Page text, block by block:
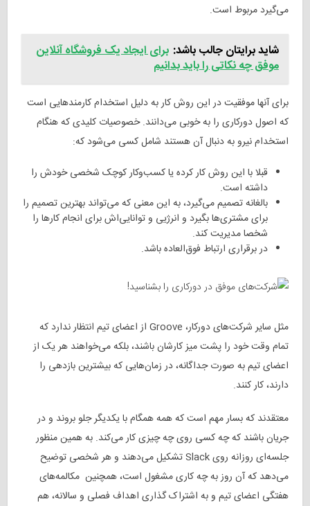
می‌گیرد مربوط است.
شاید برایتان جالب باشد: برای ایجاد یک فروشگاه آنلاین
موفق چه نکاتی را باید بدانیم
برای آنها موفقیت در این روش کار به دلیل استخدام کارمندهایی است
که اصول دورکاری را به خوبی می‌دانند. خصوصیات کلیدی که هنگام
استخدام نیرو به دنبال آن هستند شامل کسی می‌شود که:
قبلا با این روش کار کرده یا کسب‌وکار کوچک شخصی خودش را
داشته است.
بالغانه تصمیم می‌گیرد، به این معنی که می‌تواند بهترین تصمیم را
برای مشتری‌ها بگیرد و انرژیی‌ و توانایی‌اش برای انجام کارها را
شخصا مدیریت کند.
در برقراری ارتباط فوق‌العاده باشد.
مثل سایر شرکت‌های دورکار، Groove از اعضای تیم انتظار ندارد که
تمام وقت خود را پشت میز کارشان باشند، بلکه می‌خواهند هر یک از
اعضای تیم به صورت جداگانه، در زمان‌هایی که بیشترین بازدهی را
دارند، کار کنند.
معتقدند که بسار مهم است که همه همگام با یکدیگر جلو بروند و در
جریان باشند که چه کسی روی چه چیزی کار می‌کند. به همین منظور
جلسه‌‌ای روزانه روی Slack تشکیل می‌دهند و هر شخصی توضیح
می‌دهد که آن روز به چه کاری مشغول است، همچنین مکالمه‌های
هفتگی اعضای تیم و به اشتراک گذاری اهداف فصلی و سالانه، هم